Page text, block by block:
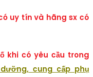
uy tín và hãng sx có
khi có yêu cầu trong
cung cấp phụ